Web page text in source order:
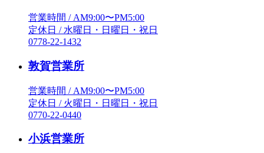
営業時間 / AM9:00〜PM5:00
定休日 / 水曜日・日曜日・祝日
0778-22-1432
敦賀営業所
営業時間 / AM9:00〜PM5:00
定休日 / 火曜日・日曜日・祝日
0770-22-0440
小浜営業所